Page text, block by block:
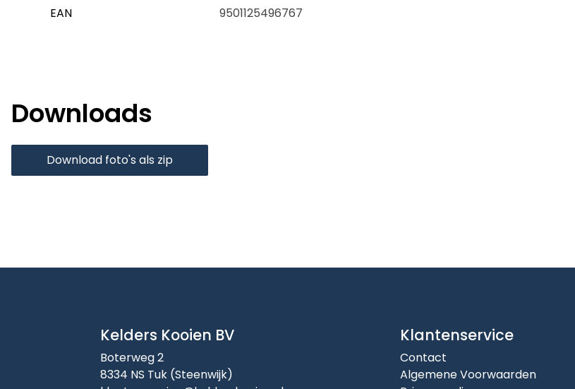
EAN
9501125496767
Downloads
Download foto's als zip
Kelders Kooien BV
Boterweg 2
8334 NS Tuk (Steenwijk)
Klantenservice
Contact
Algemene Voorwaarden